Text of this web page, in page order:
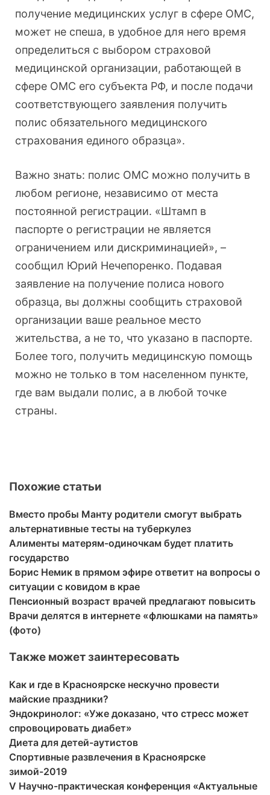
получение медицинских услуг в сфере ОМС,
может не спеша, в удобное для него время
определиться с выбором страховой
медицинской организации, работающей в
сфере ОМС его субъекта РФ, и после подачи
соответствующего заявления получить
полис обязательного медицинского
страхования единого образца».
Важно знать: полис ОМС можно получить в
любом регионе, независимо от места
постоянной регистрации. «Штамп в
паспорте о регистрации не является
ограничением или дискриминацией», –
сообщил Юрий Нечепоренко. Подавая
заявление на получение полиса нового
образца, вы должны сообщить страховой
организации ваше реальное место
жительства, а не то, что указано в паспорте.
Более того, получить медицинскую помощь
можно не только в том населенном пункте,
где вам выдали полис, а в любой точке
страны.
Похожие статьи
Вместо пробы Манту родители смогут выбрать
альтернативные тесты на туберкулез
Алименты матерям-одиночкам будет платить
государство
Борис Немик в прямом эфире ответит на вопросы о
ситуации с ковидом в крае
Пенсионный возраст врачей предлагают повысить
Врачи делятся в интернете «флюшками на память»
(фото)
Также может заинтересовать
Как и где в Красноярске нескучно провести
майские праздники?
Эндокринолог: «Уже доказано, что стресс может
спровоцировать диабет»
Диета для детей-аутистов
Спортивные развлечения в Красноярске
зимой-2019
V Научно-практическая конференция «Актуальные